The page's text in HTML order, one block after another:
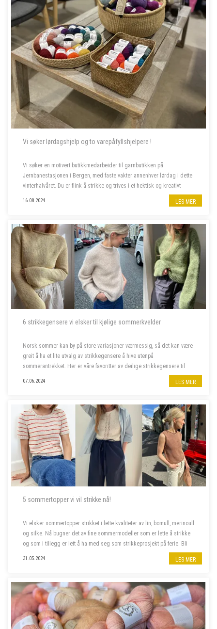
Vi søker lørdagshjelp og to varepåfyllshjelpere !
Vi søker en motivert butikkmedarbeider til garnbutikken på
Jernbanestasjonen i Bergen, med faste vakter annenhver lørdag i dette
vinterhalvåret. Du er flink å strikke og trives i et hektisk og kreativt
16.08.2024 LES MER
6 strikkegensere vi elsker til kjølige sommerkvelder
Norsk sommer kan by på store variasjoner værmessig, så det kan være
greit å ha et lite utvalg av strikkegensere å hive utenpå
sommerantrekket. Her er våre favoritter av deilige strikkegensere til
07.06.2024 LES MER
5 sommertopper vi vil strikke nå!
Vi elsker sommertopper strikket i lette kvaliteter av lin, bomull, merinoull
og silke. Nå bugner det av fine sommermodeller som er lette å strikke
og som i tillegg er lett å ha med seg som strikkeprosjekt på ferie. Bli
31.05.2024 LES MER